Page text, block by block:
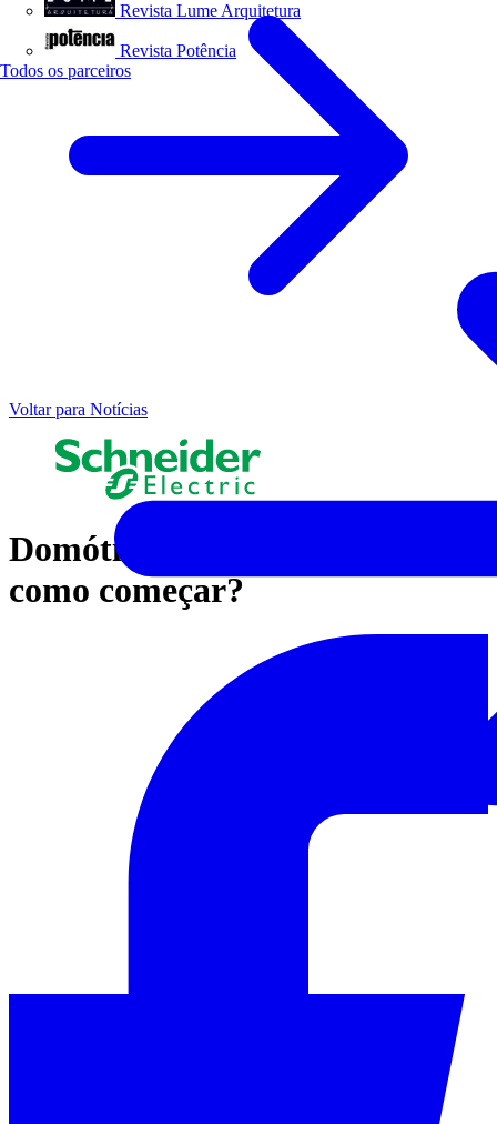
Revista Lume Arquitetura
Revista Potência
Todos os parceiros
Voltar para Notícias
Domótica em casa, o que é e
como começar?